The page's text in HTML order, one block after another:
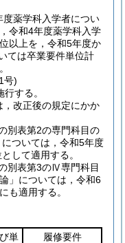
薬学科入学者につい
令和4年度薬学科入学
以上を，令和5年度か
ては卒業要件単位計
号)
する。
改正後の規定にかか
別表第2の専門科目の
ついては，令和5年度
して適用する。
別表第3のⅣ専門科目
」については，令和6
にも適用する。
単 履修要件